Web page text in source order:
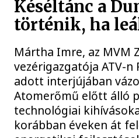
Késéltánc a
történik, ha
Mártha Imre, az MVM
vezérigazgatója ATV-n
adott interjújában
Atomerőmű előtt álló
technológiai
korábban éveken át